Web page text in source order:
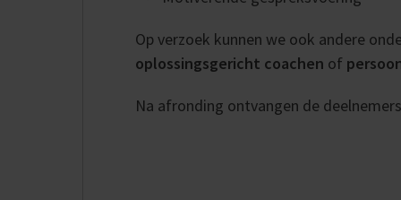
Op verzoek kunnen we ook andere
oplossingsgericht coachen of
Na afronding ontvangen de